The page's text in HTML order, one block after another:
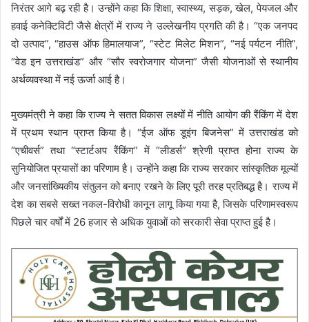
निरंतर आगे बढ़ रही है। उन्होंने कहा कि शिक्षा, स्वास्थ्य, सड़क, खेल, पेयजल और
हवाई कनेक्टिविटी जैसे क्षेत्रों में राज्य ने उल्लेखनीय प्रगति की है। “एक जनपद
दो उत्पाद”, “हाउस ऑफ हिमालयाज”, “स्टेट मिलेट मिशन”, “नई पर्यटन नीति”,
“वेड इन उत्तराखंड” और “सौर स्वरोजगार योजना” जैसी योजनाओं से स्थानीय
अर्थव्यवस्था में नई ऊर्जा आई है।
मुख्यमंत्री ने कहा कि राज्य ने सतत विकास लक्ष्यों में नीति आयोग की रैंकिंग में देश
में प्रथम स्थान प्राप्त किया है। “ईज ऑफ डूइंग बिजनेस” में उत्तराखंड को
“एचीवर्स” तथा “स्टार्टअप रैंकिंग” में “लीडर्स” श्रेणी प्राप्त होना राज्य के
सुनियोजित प्रयासों का परिणाम है। उन्होंने कहा कि राज्य सरकार सांस्कृतिक मूल्यों
और जनसांख्यिकीय संतुलन को बनाए रखने के लिए पूरी तरह प्रतिबद्ध है। राज्य में
देश का सबसे सख्त नकल-विरोधी कानून लागू किया गया है, जिसके परिणामस्वरूप
पिछले चार वर्षों में 26 हजार से अधिक युवाओं को सरकारी सेवा प्राप्त हुई है।